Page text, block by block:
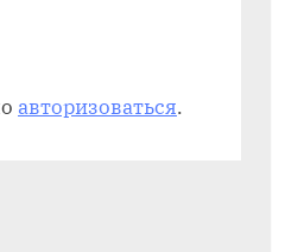
авторизоваться.